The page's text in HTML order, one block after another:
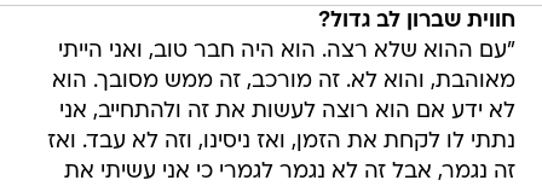
חווית שברון לב גדול?
"עם ההוא שלא רצה. הוא היה חבר טוב, ואני הייתי
מאוהבת, והוא לא. זה מורכב, זה ממש מסובך. הוא
לא ידע אם הוא רוצה לעשות את זה ולהתחייב, אני
נתתי לו לקחת את הזמן, ואז ניסינו, וזה לא עבד. ואז
זה נגמר, אבל זה לא נגמר לגמרי כי אני עשיתי את